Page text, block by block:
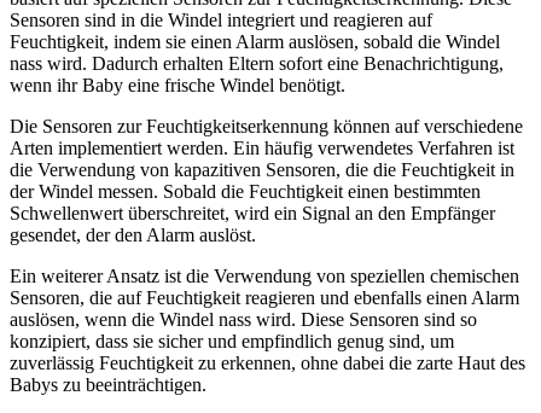
Sensoren sind in die Windel integriert und reagieren auf
Feuchtigkeit, indem sie einen Alarm auslösen, sobald die Windel
nass wird. Dadurch erhalten Eltern sofort eine Benachrichtigung,
wenn ihr Baby eine frische Windel benötigt.
Die Sensoren zur Feuchtigkeitserkennung können auf verschiedene
Arten implementiert werden. Ein häufig verwendetes Verfahren ist
die Verwendung von kapazitiven Sensoren, die die Feuchtigkeit in
der Windel messen. Sobald die Feuchtigkeit einen bestimmten
Schwellenwert überschreitet, wird ein Signal an den Empfänger
gesendet, der den Alarm auslöst.
Ein weiterer Ansatz ist die Verwendung von speziellen chemischen
Sensoren, die auf Feuchtigkeit reagieren und ebenfalls einen Alarm
auslösen, wenn die Windel nass wird. Diese Sensoren sind so
konzipiert, dass sie sicher und empfindlich genug sind, um
zuverlässig Feuchtigkeit zu erkennen, ohne dabei die zarte Haut des
Babys zu beeinträchtigen.